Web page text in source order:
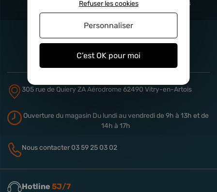
Sécurisé, sans frais
305 rue de Quiery ZA Aérodrome 62490 Vitry-en-Artois
Ouverture du magasinDu lundi au vendredi de 9h à 13h et de
14h à 17h
Nous contacter 03 59 25 03 02
Hotline 5J/7
C'est OK pour moi
Refuser les cookies
Personnaliser